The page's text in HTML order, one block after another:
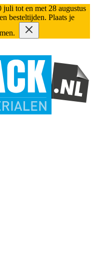
tot en met 28 augustus
en besteltijden. Plaats je